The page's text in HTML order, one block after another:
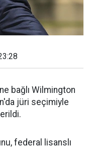
bağlı Wilmington
jüri seçimiyle
federal lisanslı